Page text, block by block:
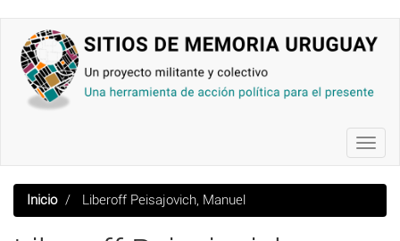
contenido
principal
Inicio Liberoff Peisajovich, Manuel